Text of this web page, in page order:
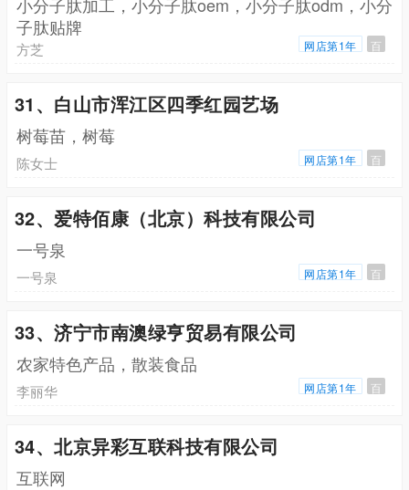
子肽贴牌
方芝 网店第1年 百
31、白山市浑江区四季红园艺场
树莓苗，树莓
陈女士 网店第1年 百
32、爱特佰康（北京）科技有限公司
一号泉
一号泉 网店第1年 百
33、济宁市南澳绿亨贸易有限公司
农家特色产品，散装食品
李丽华 网店第1年 百
34、北京异彩互联科技有限公司
互联网